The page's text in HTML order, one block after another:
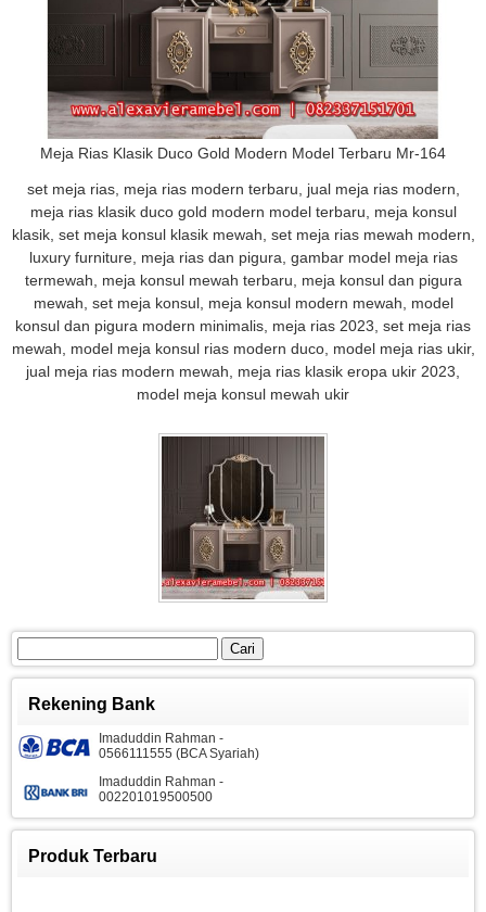
Meja Rias Klasik Duco Gold Modern Model Terbaru Mr-164
set meja rias, meja rias modern terbaru, jual meja rias modern,
meja rias klasik duco gold modern model terbaru, meja konsul
klasik, set meja konsul klasik mewah, set meja rias mewah modern,
luxury furniture, meja rias dan pigura, gambar model meja rias
termewah, meja konsul mewah terbaru, meja konsul dan pigura
mewah, set meja konsul, meja konsul modern mewah, model
konsul dan pigura modern minimalis, meja rias 2023, set meja rias
mewah, model meja konsul rias modern duco, model meja rias ukir,
jual meja rias modern mewah, meja rias klasik eropa ukir 2023,
model meja konsul mewah ukir
Cari
untuk:
Rekening Bank
Imaduddin Rahman -
0566111555 (BCA Syariah)
Imaduddin Rahman -
002201019500500
Produk Terbaru